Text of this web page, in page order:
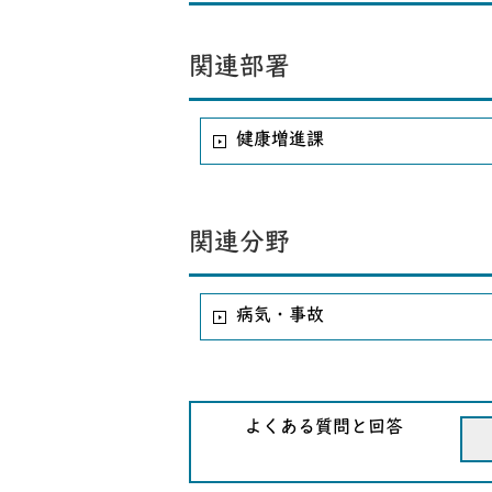
関連部署
健康増進課
関連分野
病気・事故
よくある質問と回答